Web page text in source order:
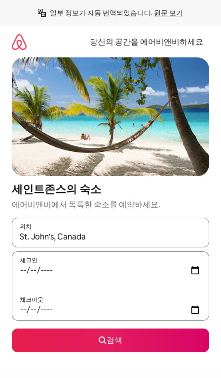
일부 정보가 자동 번역되었습니다. 원문 보기
당신의 공간을 에어비앤비하세요
세인트존스의 숙소
에어비앤비에서 독특한 숙소를 예약하세요.
위치
결과가 나오면 위·아래 화살표 키를 사용하거나 터치 또는 스와이
체크인
체크아웃
검색